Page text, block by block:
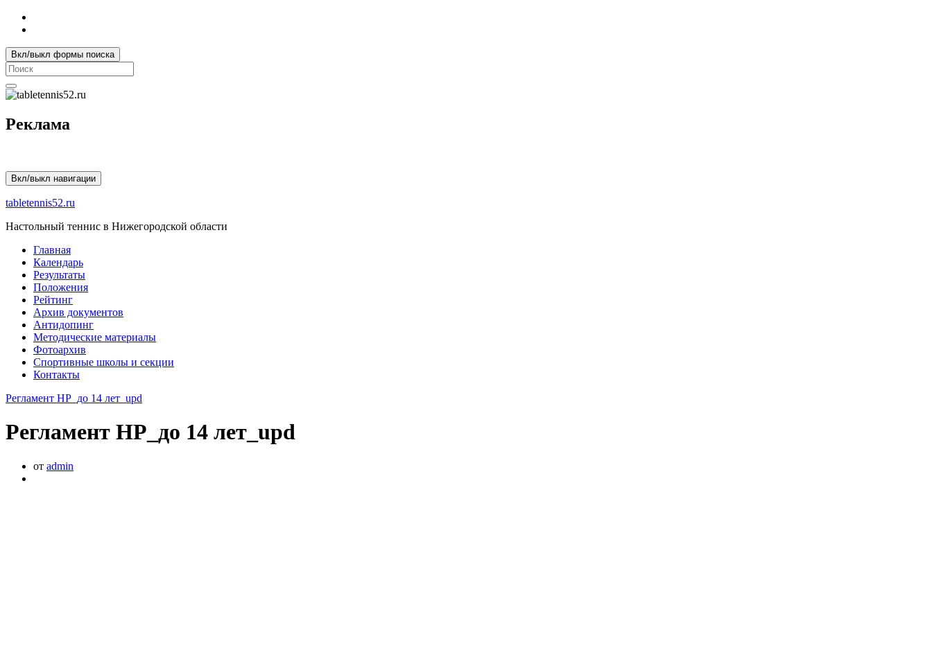
Вкл/выкл формы поиска
Search
for:
Реклама
Вкл/выкл навигации
tabletennis52.ru
Настольный теннис в Нижегородской области
Главная
Календарь
Результаты
Положения
Рейтинг
Архив документов
Антидопинг
Методические материалы
Фотоархив
Спортивные школы и секции
Контакты
Регламент НР_до 14 лет_upd
Регламент НР_до 14 лет_upd
от admin